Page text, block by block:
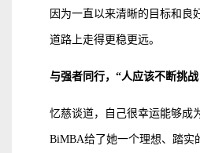
因为一直以来清晰的目标和良
道路上走得更稳更远。
与强者同行，“人应该不断挑
忆慈谈道，自己很幸运能够成
BiMBA给了她一个理想、踏实